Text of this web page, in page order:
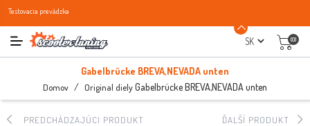
Testovacia prevádzka
(0)
Gabelbrücke BREVA,NEVADA unten
Domov / Original dielyGabelbrücke BREVA,NEVADA unten
PREDCHÁDZAJÚCI PRODUKT ĎALŠÍ PRODUKT